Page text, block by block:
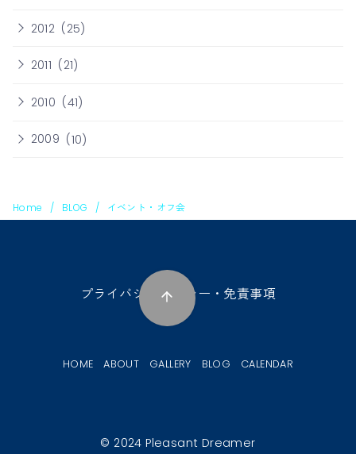
2012 (25)
2011 (21)
2010 (41)
2009 (10)
Home BLOG イベント・オフ会
プライバシーポリシー・免責事項
HOME ABOUT GALLERY BLOG CALENDAR
© 2024Pleasant Dreamer